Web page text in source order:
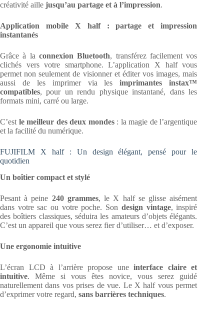
créativité aille jusqu’au partage et à l’impression.
Application mobile X half : partage et impression
instantanés
Grâce à la connexion Bluetooth, transférez facilement vos
clichés vers votre smartphone. L’application X half vous
permet non seulement de visionner et éditer vos images, mais
aussi de les imprimer via lesimprimantes instax™
compatibles, pour un rendu physique instantané, dans les
formats mini, carré ou large.
C’est le meilleur des deux mondes: la magie de l’argentique
et la facilité du numérique.
FUJIFILM X half : Un design élégant, pensé pour le
quotidien
Un boîtier compact et stylé
Pesant à peine 240 grammes, le X half se glisse aisément
dans votre sac ou votre poche. Son design vintage, inspiré
des boîtiers classiques, séduira les amateurs d’objets élégants.
C’est un appareil que vous serez fier d’utiliser… et d’exposer.
Une ergonomie intuitive
L’écran LCD à l’arrière propose uneinterface claire et
intuitive. Même si vous êtes novice, vous serez guidé
naturellement dans vos prises de vue. Le X half vous permet
d’exprimer votre regard, sans barrières techniques.